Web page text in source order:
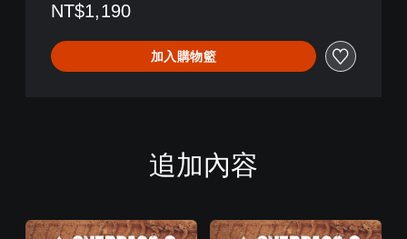
NT$1,190
加入購物籃
追加內容